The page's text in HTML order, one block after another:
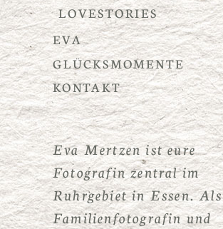
LOVESTORIES
EVA
GLÜCKSMOMENTE
KONTAKT
Eva Mertzen ist eure
Fotografin zentral im
Ruhrgebiet in Essen. Als
Familienfotografin und